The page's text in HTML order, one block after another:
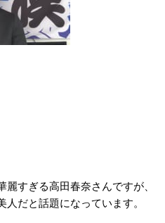
すぎる高田春奈さんですが、
だと話題になっています。